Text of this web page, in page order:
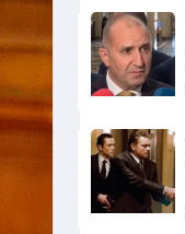
ХРАНА
ИКОНОМИКА